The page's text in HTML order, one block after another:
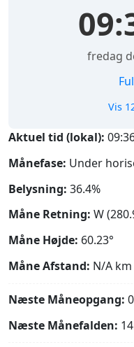
fredag
Vis
Aktuel tid (lokal):
Månefase: Under
Belysning: 36.4%
Måne Retning: W
Måne Højde: 60.23°
Måne Afstand: N/A km
Næste Måneopgang:
Næste Månefalden: